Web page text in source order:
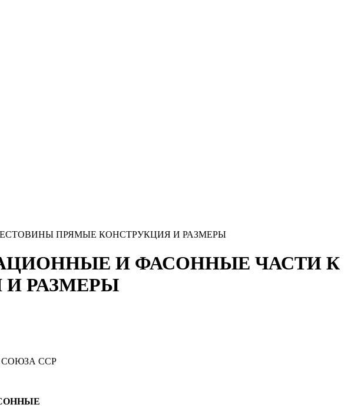
ПРЯМЫЕ КОНСТРУКЦИЯ И РАЗМЕРЫ
И ФАСОННЫЕ ЧАСТИ К
РАЗМЕРЫ
ССР